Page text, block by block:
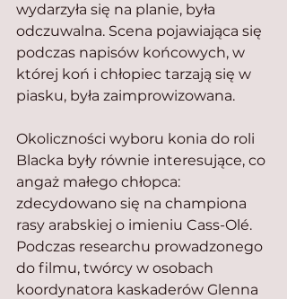
wydarzyła się na planie, była
odczuwalna. Scena pojawiająca się
podczas napisów końcowych, w
której koń i chłopiec tarzają się w
piasku, była zaimprowizowana.
Okoliczności wyboru konia do roli
Blacka były równie interesujące, co
angaż małego chłopca:
zdecydowano się na championa
rasy arabskiej o imieniu Cass-Olé.
Podczas researchu prowadzonego
do filmu, twórcy w osobach
koordynatora kaskaderów Glenna